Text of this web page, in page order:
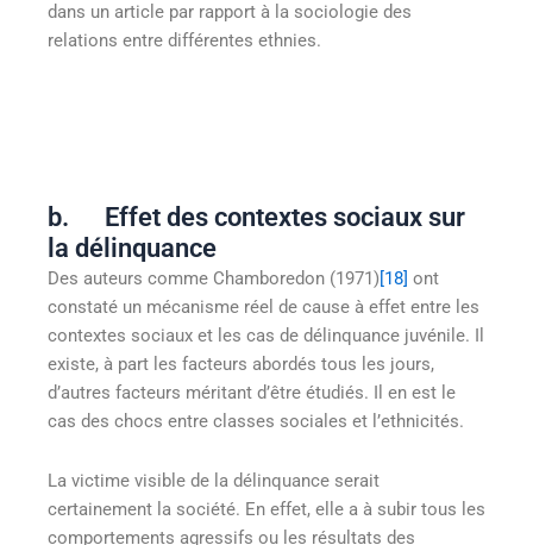
dans un article par rapport à la sociologie des
relations entre différentes ethnies.
b. Effet des contextes sociaux sur
la délinquance
Des auteurs comme Chamboredon (1971) [18] ont
constaté un mécanisme réel de cause à effet entre les
contextes sociaux et les cas de délinquance juvénile. Il
existe, à part les facteurs abordés tous les jours,
d’autres facteurs méritant d’être étudiés. Il en est le
cas des chocs entre classes sociales et l’ethnicités.
La victime visible de la délinquance serait
certainement la société. En effet, elle a à subir tous les
comportements agressifs ou les résultats des